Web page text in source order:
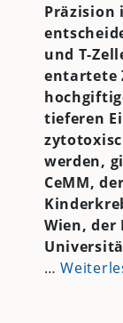
Präzision
und T-
entartete
tieferen
werden,
CeMM,
Wien, der
…